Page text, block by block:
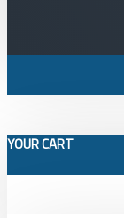
YOUR CART